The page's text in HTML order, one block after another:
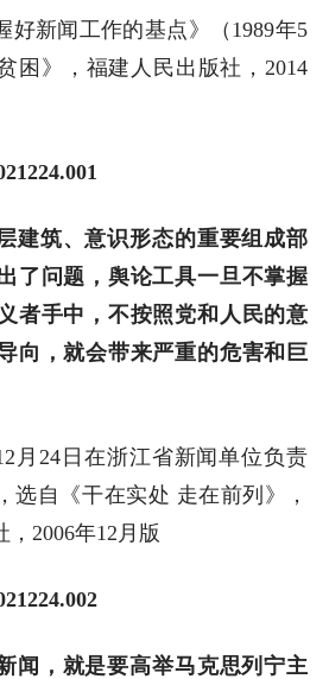
好新闻工作的基点》（1989年5
困》，福建人民出版社，2014
建筑、意识形态的重要组成部
了问题，舆论工具一旦不掌握
者手中，不按照党和人民的意
向，就会带来严重的危害和巨
月24日在浙江省新闻单位负责
选自《干在实处 走在前列》，
2006年12月版
闻，就是要高举马克思列宁主